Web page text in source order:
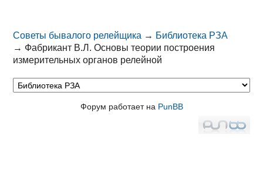
Советы бывалого релейщика → Библиотека РЗА
→ Фабрикант В.Л. Основы теории построения
измерительных органов релейной
Форум работает на PunBB